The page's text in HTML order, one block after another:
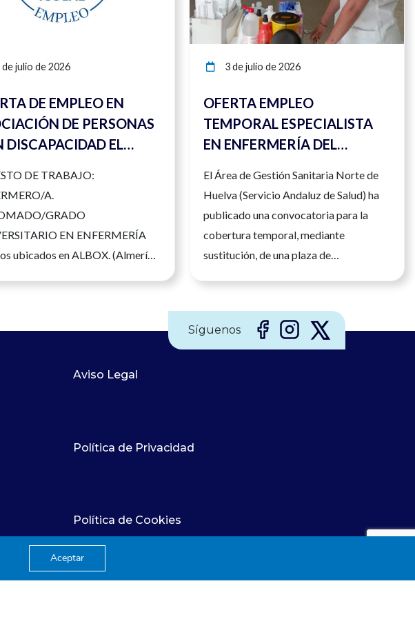
de julio de 2026
DE EMPLEO EN
DE PERSONAS
DISCAPACIDAD EL
DE TRABAJO:
A.
GRADO
EN ENFERMERÍA
ubicados en ALBOX. (Almería)
3 de julio de 2026
OFERTA EMPLEO
TEMPORAL ESPECIALISTA
EN ENFERMERÍA DEL
El Área de Gestión Sanitaria Norte de
Huelva (Servicio Andaluz de Salud) ha
publicado una convocatoria para la
cobertura temporal, mediante
sustitución, de una plaza de
desarrollará su labor en la Unidad de
Prevención de Riesgos Laborales, con
solicitudes es de 10
Síguenos
Aviso Legal
Política de Privacidad
Política de Cookies
Almería Aceptar